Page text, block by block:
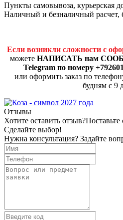
Пункты самовывоза, курьерская
Наличный и безналичный расчет,
Если возникли сложности с
можете НАПИСАТЬ нам
Telegram по номеру
или оформить заказ по
будням с 9
Отзывы
Хотите оставить отзыв?
Сделайте выбор!
Нужна консультация? Задайте